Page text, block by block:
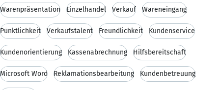
Warenpräsentation Einzelhandel Verkauf Wareneingang
Pünktlichkeit Verkaufstalent Freundlichkeit Kundenservice
Kundenorientierung Kassenabrechnung Hilfsbereitschaft
Microsoft Word Reklamationsbearbeitung Kundenbetreuung